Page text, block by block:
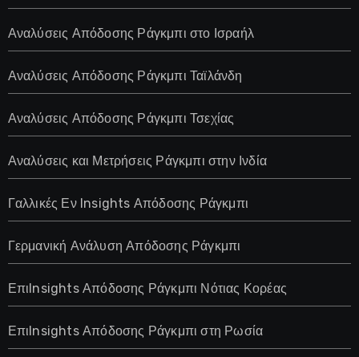
Αναλύσεις Απόδοσης Ράγκμπι στο Ισραήλ
Αναλύσεις Απόδοσης Ράγκμπι Ταϊλάνδη
Αναλύσεις Απόδοσης Ράγκμπι Τσεχίας
Αναλύσεις και Μετρήσεις Ράγκμπι στην Ινδία
Γαλλικές Εν Insights Απόδοσης Ράγκμπι
Γερμανική Ανάλυση Απόδοσης Ράγκμπι
ΕπιInsights Απόδοσης Ράγκμπι Νότιας Κορέας
ΕπιInsights Απόδοσης Ράγκμπι στη Ρωσία